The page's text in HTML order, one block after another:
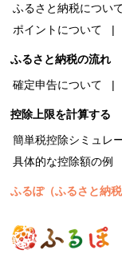
ふるさと納税につい
ポイントについて
ふるさと納税の流れ
確定申告について
控除上限を計算する
簡単税控除シミュレ
具体的な控除額の例
ふるぽ（ふるさと納